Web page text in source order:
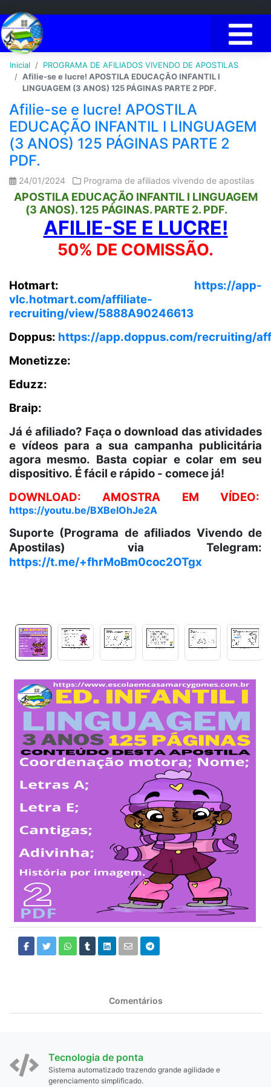
Inicial
PROGRAMA DE AFILIADOS VIVENDO DE APOSTILAS
Afilie-se e lucre! APOSTILA EDUCAÇÃO INFANTIL I
LINGUAGEM (3 ANOS) 125 PÁGINAS PARTE 2 PDF.
Afilie-se e lucre! APOSTILA
EDUCAÇÃO INFANTIL I LINGUAGEM
(3 ANOS) 125 PÁGINAS PARTE 2
PDF.
24/01/2024 Programa de afiliados vivendo de apostilas
APOSTILA EDUCAÇÃO INFANTIL I LINGUAGEM
(3 ANOS). 125 PÁGINAS. PARTE 2. PDF.
AFILIE-SE E LUCRE!
50% DE COMISSÃO.
Hotmart: https://app-
vlc.hotmart.com/affiliate-
recruiting/view/5888A90246613
Doppus: https://app.doppus.com/recruiting/
Monetizze:
Eduzz:
Braip:
Já é afiliado? Faça o download das atividades
e vídeos para a sua campanha publicitária
agora mesmo. Basta copiar e colar em seu
dispositivo. É fácil e rápido - comece já!
DOWNLOAD: AMOSTRA EM VÍDEO:
https://youtu.be/BXBeIOhJe2A
Suporte (Programa de afiliados Vivendo de
Apostilas) via Telegram:
https://t.me/+fhrMoBm0coc2OTgx
Comentários
Tecnologia de ponta
Sistema automatizado trazendo grande agilidade e
gerenciamento simplificado.